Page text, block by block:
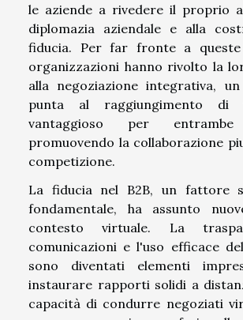
le aziende a rivedere il proprio
diplomazia aziendale e alla
fiducia. Per far fronte a
organizzazioni hanno rivolto la
alla negoziazione integrativa,
punta al raggiungimento di
vantaggioso per
promuovendo la collaborazione
competizione.
La fiducia nel B2B, un fattore
fondamentale, ha assunto
contesto virtuale. La
comunicazioni e l'uso efficace
sono diventati elementi
instaurare rapporti solidi a
capacità di condurre negoziati